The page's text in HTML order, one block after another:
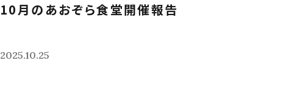
10月のあおぞら食堂開催報告
2025.10.25